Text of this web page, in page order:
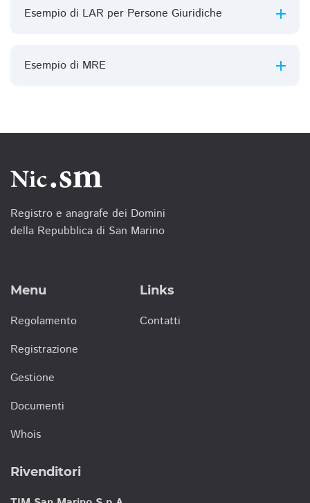
Esempio di LAR per Persone Giuridiche
Esempio di MRE
Registro e anagrafe dei Domini
della Repubblica di San Marino
Menu
Regolamento
Registrazione
Gestione
Documenti
Whois
Links
Contatti
Rivenditori